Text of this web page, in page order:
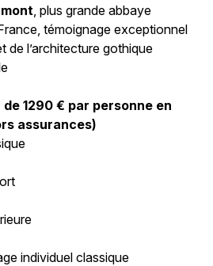
, plus grande abbaye
témoignage exceptionnel
de l’architecture gothique
de1290 € par personne en
assurances)
classique
confort
supérieure
individuel classique